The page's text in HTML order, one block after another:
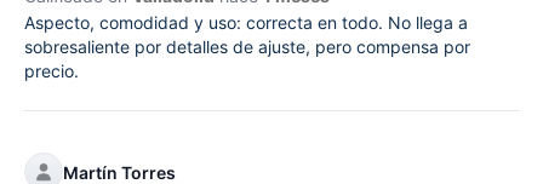
Aspecto, comodidad y uso: correcta en todo. No llega a
sobresaliente por detalles de ajuste, pero compensa por
precio.
Martín Torres